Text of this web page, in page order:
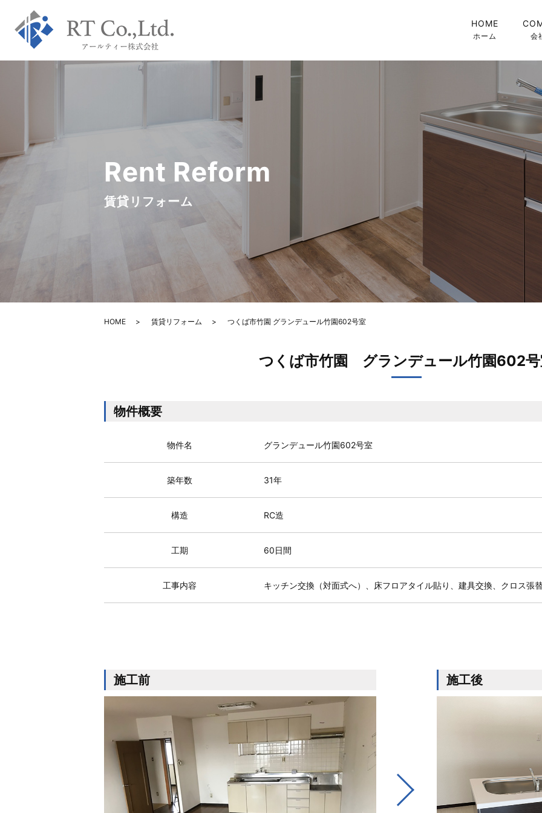
HOME
ホーム 会
Rent Reform
賃貸リフォーム
HOME 賃貸リフォーム つくば市竹園 グランデュール竹園602号室
つくば市竹園 グランデュール竹園602
物件概要
物件名 グランデュール竹園602号室
築年数 31年
構造 RC造
工期 60日間
工事内容 キッチン交換（対面式へ）、床フロアタイル貼り、建具交換、クロス張
施工前 施工後